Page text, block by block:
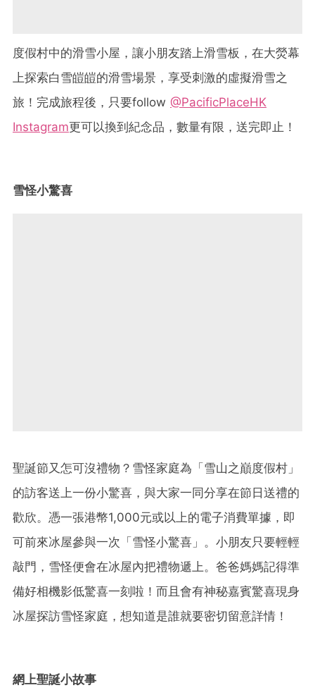
度假村中的滑雪小屋，讓小朋友踏上滑雪板，在大熒幕
上探索白雪皚皚的滑雪場景，享受刺激的虛擬滑雪之
旅！完成旅程後，只要follow @PacificPlaceHK
Instagram更可以換到紀念品，數量有限，送完即止！
雪怪小驚喜
聖誕節又怎可沒禮物？雪怪家庭為「雪山之巔度假村」
的訪客送上一份小驚喜，與大家一同分享在節日送禮的
歡欣。憑一張港幣1,000元或以上的電子消費單據，即
可前來冰屋參與一次「雪怪小驚喜」。小朋友只要輕輕
敲門，雪怪便會在冰屋內把禮物遞上。爸爸媽媽記得準
備好相機影低驚喜一刻啦！而且會有神秘嘉賓驚喜現身
冰屋探訪雪怪家庭，想知道是誰就要密切留意詳情！
網上聖誕小故事